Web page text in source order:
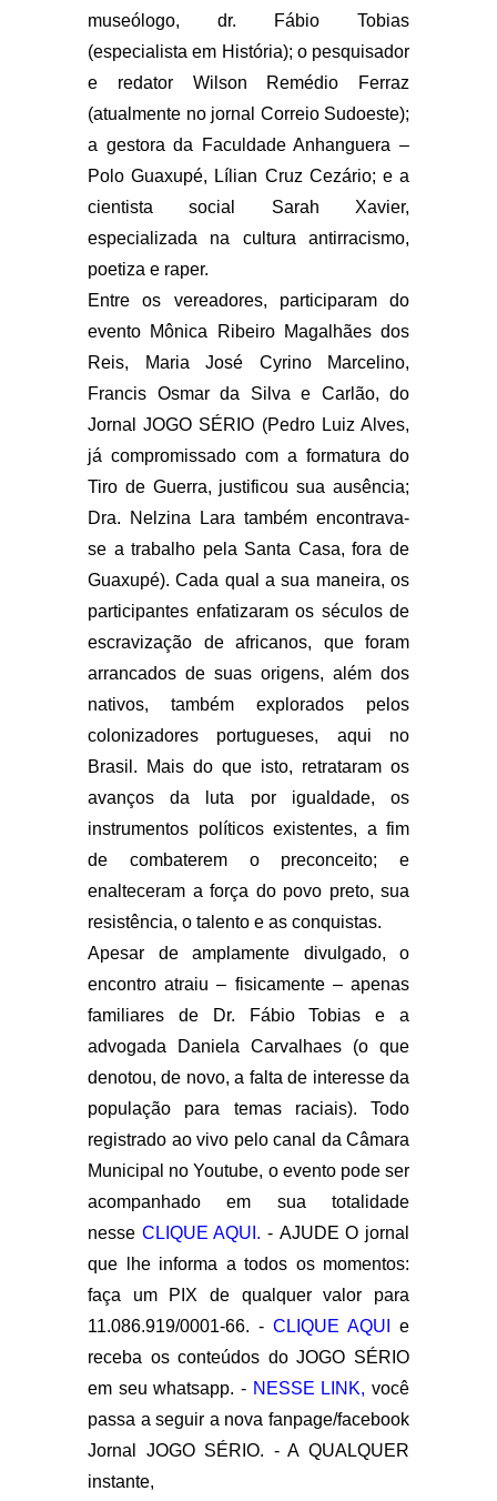
museólogo, dr. Fábio Tobias
(especialista em História); o pesquisador
e redator Wilson Remédio Ferraz
(atualmente no jornal Correio Sudoeste);
a gestora da Faculdade Anhanguera –
Polo Guaxupé, Lílian Cruz Cezário; e a
cientista social Sarah Xavier,
especializada na cultura antirracismo,
poetiza e raper.
Entre os vereadores, participaram do
evento Mônica Ribeiro Magalhães dos
Reis, Maria José Cyrino Marcelino,
Francis Osmar da Silva e Carlão, do
Jornal JOGO SÉRIO (Pedro Luiz Alves,
já compromissado com a formatura do
Tiro de Guerra, justificou sua ausência;
Dra. Nelzina Lara também encontrava-
se a trabalho pela Santa Casa, fora de
Guaxupé). Cada qual a sua maneira, os
participantes enfatizaram os séculos de
escravização de africanos, que foram
arrancados de suas origens, além dos
nativos, também explorados pelos
colonizadores portugueses, aqui no
Brasil. Mais do que isto, retrataram os
avanços da luta por igualdade, os
instrumentos políticos existentes, a fim
de combaterem o preconceito; e
enalteceram a força do povo preto, sua
resistência, o talento e as conquistas.
Apesar de amplamente divulgado, o
encontro atraiu – fisicamente – apenas
familiares de Dr. Fábio Tobias e a
advogada Daniela Carvalhaes (o que
denotou, de novo, a falta de interesse da
população para temas raciais). Todo
registrado ao vivo pelo canal da Câmara
Municipal no Youtube, o evento pode ser
acompanhado em sua totalidade
nesse CLIQUE AQUI. - AJUDE O jornal
que lhe informa a todos os momentos:
faça um PIX de qualquer valor para
11.086.919/0001-66. - CLIQUE AQUI
e
receba os conteúdos do JOGO SÉRIO
em seu whatsapp. - NESSE LINK, você
passa a seguir a nova fanpage/facebook
Jornal JOGO SÉRIO. - A QUALQUER
instante,